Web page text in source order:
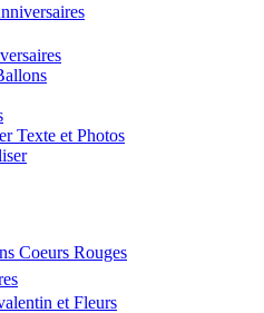
Texte et Photos
Rouges
et Fleurs